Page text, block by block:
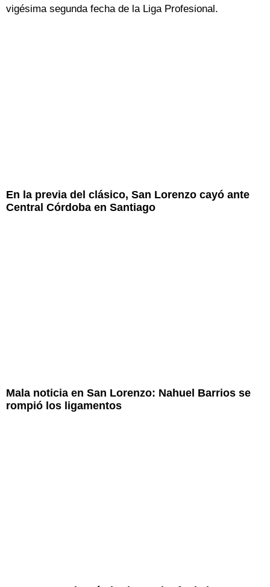
vigésima segunda fecha de la Liga Profesional.
En la previa del clásico, San Lorenzo cayó ante
Central Córdoba en Santiago
Mala noticia en San Lorenzo: Nahuel Barrios se
rompió los ligamentos